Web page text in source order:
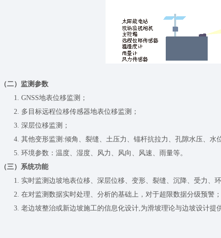
（二）监测参数
1. GNSS地表位移监测；
2. 多目标远程位移传感器地表位移监测；
3. 深层位移监测；
4. 其他变形监测:倾角、裂缝、土压力、锚杆抗拉力、孔隙水压、水
5. 环境参数：温度、湿度、风力、风向、风速、雨量等。
（三）系统功能
1. 实时监测边坡地表位移、深层位移、变形、裂缝、沉降、受力、
2. 在对监测数据实时处理、分析的基础上，对于超限数据分级预警；
3. 老边坡整治或新边坡施工的信息化设计,为滑坡理论与边坡设计提